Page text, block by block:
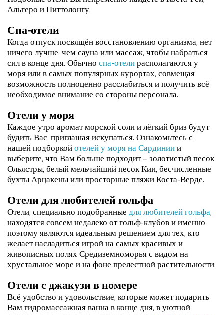
Альгеро и Питтолонгу.
Спа-отели
Когда отпуск посвящён восстановлению организма, нет
ничего лучше, чем сауна или массаж, чтобы набраться
сил в конце дня. Обычно спа-отели располагаются у
моря или в самых популярных курортах, совмещая
возможность полноценно расслабиться и получить всё
необходимое внимание со стороны персонала.
Отели у моря
Каждое утро аромат морской соли и лёгкий бриз будут
будить Вас, приглашая искупаться. Ознакомьтесь с
нашей подборкой отелей у моря на Сардинии и
выберите, что Вам больше подходит – золотистый песок
Ольястры, белый мельчайший песок Кии, бесчисленные
бухты Арцакены или просторные пляжи Коста-Верде.
Отели для любителей гольфа
Отели, специально подобранные для любителей гольфа,
находятся совсем недалеко от гольф-клубов и именно
поэтому являются идеальным решением для тех, кто
желает насладиться игрой на самых красивых и
живописных полях Средиземноморья с видом на
хрустальное море и на фоне прелестной растительности.
Отели с джакузи в номере
Всё удобство и удовольствие, которые может подарить
Вам гидромассажная ванна в конце дня, в уютной